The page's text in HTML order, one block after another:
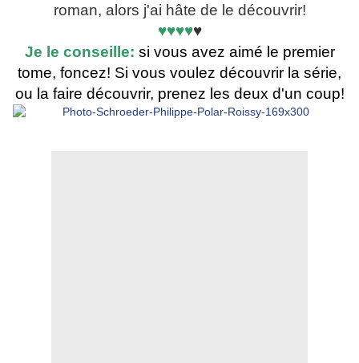
roman, alors j'ai hâte de le découvrir!
♥♥♥♥♥
Je le conseille: si vous avez aimé le premier
tome, foncez! Si vous voulez découvrir la série,
ou la faire découvrir, prenez les deux d'un coup!